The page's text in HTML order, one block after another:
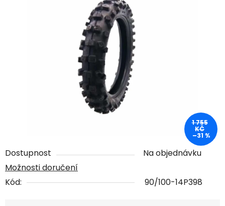
Dostupnost
Na objednávku
Možnosti doručení
Kód:
90/100-14P398
1 755
KČ
–31 %